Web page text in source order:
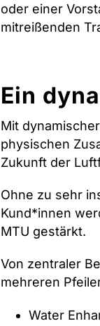
oder einer
mitreißenden
Ein
Mit
physischen
Zukunft der
Ohne zu sehr
Kund*innen
MTU gestärkt.
Von zentraler
mehreren
Water